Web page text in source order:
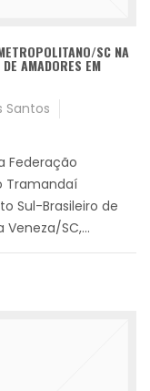
SC NA
AMADORES EM
Santos
Federação
Tramandaí
Sul-Brasileiro de
SC,...